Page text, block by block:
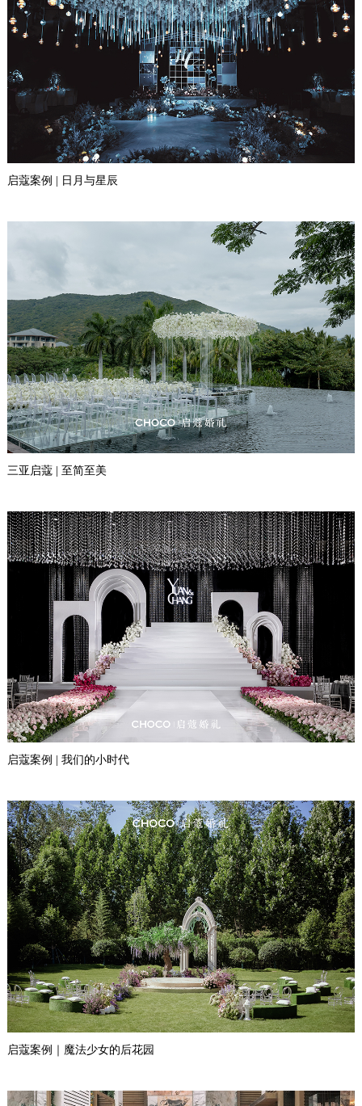
启蔻案例 | 日月与星辰
三亚启蔻 | 至简至美
启蔻案例 | 我们的小时代
启蔻案例｜魔法少女的后花园